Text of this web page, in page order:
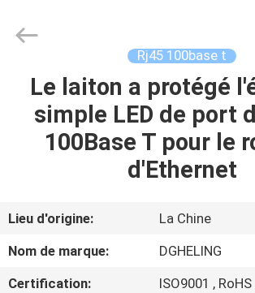
MAISON
PRODUITS
SUJET
DE
NOUS
Ltd..
Developed
Rj45 100base t
Le laiton a protégé
simple LED de port
100Base T pour le
d'Ethernet
Lieu d'origine:
La Chine
Nom de marque:
DGHELING
Certification:
ISO9001 , RoHS